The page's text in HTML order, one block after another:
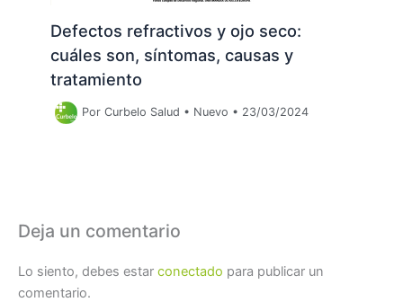
Defectos refractivos y ojo seco:
cuáles son, síntomas, causas y
tratamiento
PorCurbelo Salud • Nuevo • 23/03/2024
Deja un comentario
Lo siento, debes estar conectado para publicar un
comentario.